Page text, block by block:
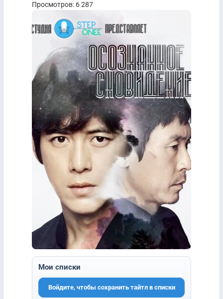
Просмотров: 6 287
Мои списки
Войдите, чтобы сохранить тайтл в списки